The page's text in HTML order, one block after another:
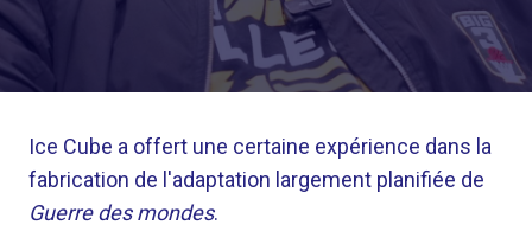
Ice Cube a offert une certaine expérience dans la
fabrication de l'adaptation largement planifiée de
Guerre des mondes.